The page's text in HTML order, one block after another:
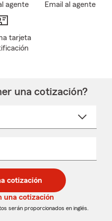
agente Email al agente
tarjeta
una cotización?
cotización
una cotización
serán proporcionados en inglés.